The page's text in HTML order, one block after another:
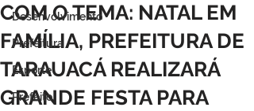
Desenvolvimento
Prefeitura
Esporte
Prefeito
COM O TEMA: NATAL EM
FAMÍLIA, PREFEITURA DE
TARAUACÁ REALIZARÁ
GRANDE FESTA PARA